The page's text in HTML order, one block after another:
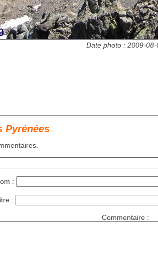
Date photo : 2009-08-
Pyrénées
:
:
Commentaire :